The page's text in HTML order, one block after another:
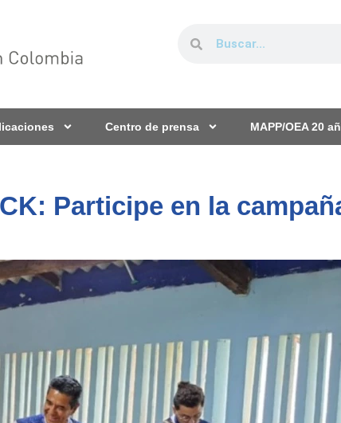
Centro de prensa MAPP/OEA 20
Participe en la